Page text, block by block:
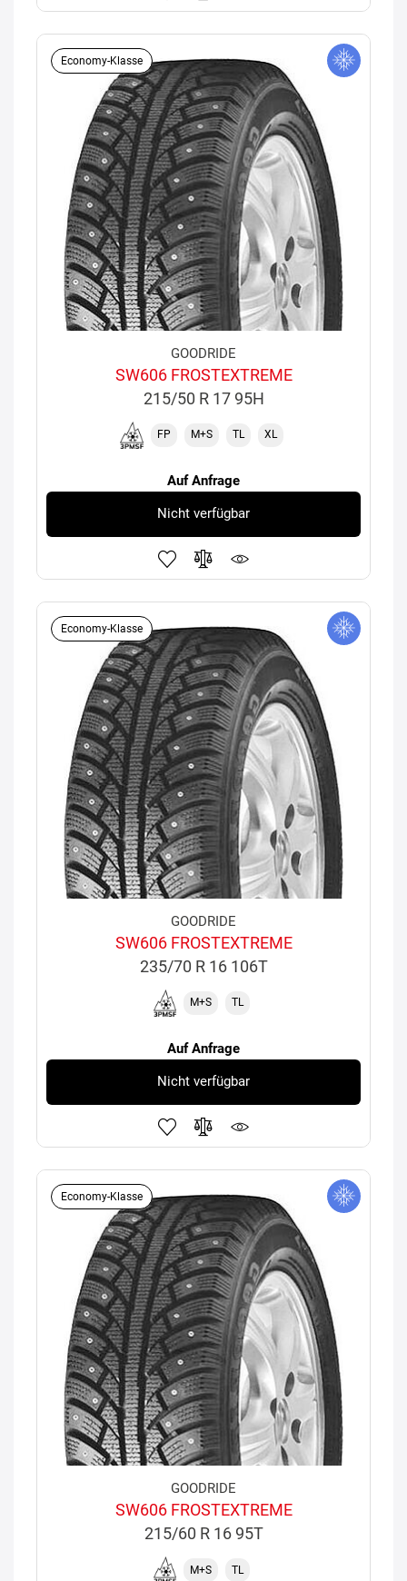
Economy-Klasse
GOODRIDE
SW606 FROSTEXTREME
215/50 R 17 95H
FP M+S TL XL
Auf Anfrage
Nicht verfügbar
Economy-Klasse
GOODRIDE
SW606 FROSTEXTREME
235/70 R 16 106T
M+S TL
Auf Anfrage
Nicht verfügbar
Economy-Klasse
GOODRIDE
SW606 FROSTEXTREME
215/60 R 16 95T
M+S TL